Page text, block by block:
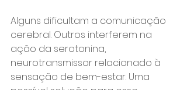
Alguns dificultam a comunicação
cerebral. Outros interferem na
ação da serotonina,
neurotransmissor relacionado à
sensação de bem-estar. Uma